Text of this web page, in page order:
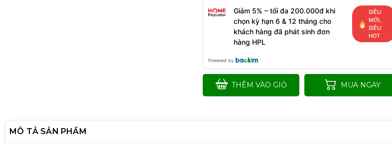
Giảm 5% – tối đa 200.000đ khi
chọn kỳ hạn 6 & 12 tháng cho
khách hàng đã phát sinh đơn
hàng HPL
SIÊU
MỚI,
SIÊU
HOT
Powered by
THÊM VÀO GIỎ MUA NGAY
MÔ TẢ SẢN PHẨM